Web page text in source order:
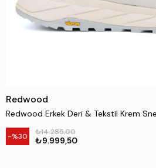
Redwood
Redwood Erkek Deri & Tekstil Krem
30 ₺14.285,00
₺9.999,50